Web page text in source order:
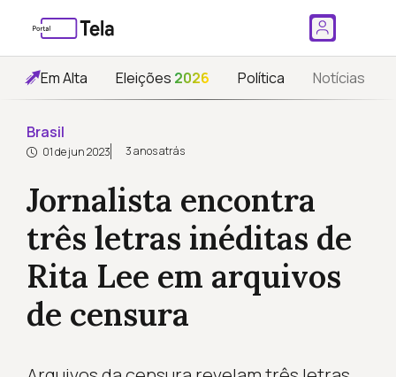
Em Alta Eleições 2026 Política Notícias
Brasil
01 de jun 2023 3 anos atrás
Jornalista encontra
três letras inéditas de
Rita Lee em arquivos
de censura